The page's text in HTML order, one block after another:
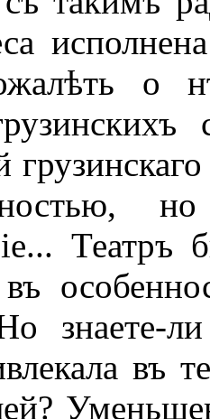
о
въ
знаете-
въ